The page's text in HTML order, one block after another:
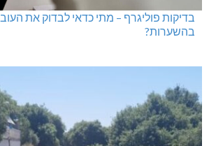
בדיקות פוליגרף – מתי כדאי לבדוק את
בהשערות?